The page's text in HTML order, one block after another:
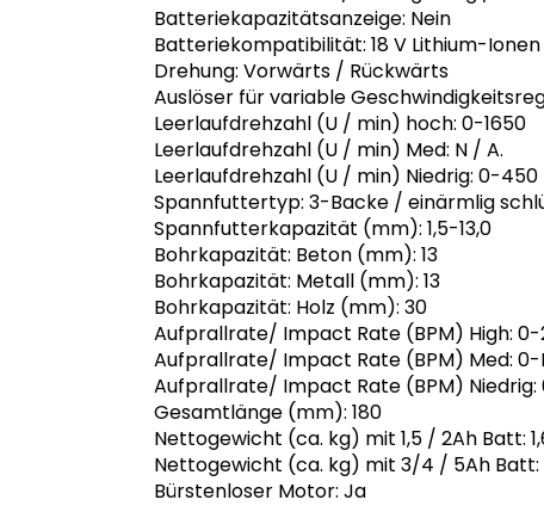
Batteriekapazitätsanzeige: Nein
Batteriekompatibilität: 18 V Lithium-Ionen
Drehung: Vorwärts / Rückwärts
Auslöser für variable
Leerlaufdrehzahl (U / min) hoch: 0-1650
Leerlaufdrehzahl (U / min) Med: N / A.
Leerlaufdrehzahl (U / min) Niedrig: 0-450
Spannfuttertyp: 3-Backe / einärmlig
Spannfutterkapazität (mm): 1,5-13,0
Bohrkapazität: Beton (mm): 13
Bohrkapazität: Metall (mm): 13
Bohrkapazität: Holz (mm): 30
Aufprallrate/ Impact Rate (BPM) High:
Aufprallrate/ Impact Rate (BPM) Med: 0-
Aufprallrate/ Impact Rate (BPM)
Gesamtlänge (mm): 180
Nettogewicht (ca. kg) mit 1,5 / 2Ah Batt:
Nettogewicht (ca. kg) mit 3/4 / 5Ah Batt:
Bürstenloser Motor: Ja